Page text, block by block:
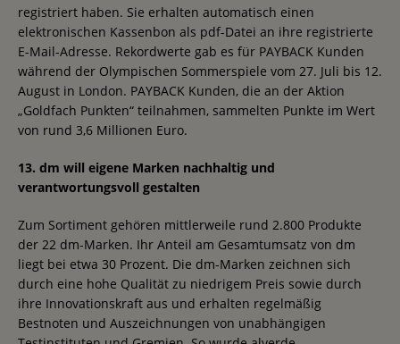
registriert haben. Sie erhalten automatisch einen
elektronischen Kassenbon als pdf-Datei an ihre registrierte
E-Mail-Adresse. Rekordwerte gab es für PAYBACK Kunden
während der Olympischen Sommerspiele vom 27. Juli bis 12.
August in London. PAYBACK Kunden, die an der Aktion
„Goldfach Punkten“ teilnahmen, sammelten Punkte im Wert
von rund 3,6 Millionen Euro.
13. dm will eigene Marken nachhaltig und
verantwortungsvoll gestalten
Zum Sortiment gehören mittlerweile rund 2.800 Produkte
der 22 dm-Marken. Ihr Anteil am Gesamtumsatz von dm
liegt bei etwa 30 Prozent. Die dm-Marken zeichnen sich
durch eine hohe Qualität zu niedrigem Preis sowie durch
ihre Innovationskraft aus und erhalten regelmäßig
Bestnoten und Auszeichnungen von unabhängigen